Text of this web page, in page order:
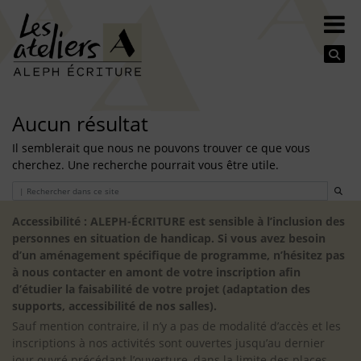
Aucun résultat
Il semblerait que nous ne pouvons trouver ce que vous
cherchez. Une recherche pourrait vous être utile.
Search
Accessibilité : ALEPH-ÉCRITURE est sensible à l’inclusion des
personnes en situation de handicap. Si vous avez besoin
d’un aménagement spécifique de programme, n’hésitez pas
à nous contacter en amont de votre inscription afin
d’étudier la faisabilité de votre projet (adaptation des
supports, accessibilité de nos salles).
Sauf mention contraire, il n’y a pas de modalité d’accès et les
inscriptions à nos activités sont ouvertes jusqu’au dernier